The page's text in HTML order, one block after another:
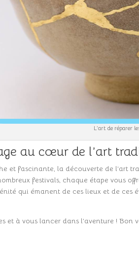
L’art de réparer
au cœur de l’art
et fascinante, la découverte de l’art
festivals, chaque étape vous
qui émanent de ces lieux et de ces
et à vous lancer dans l’aventure ! Bon